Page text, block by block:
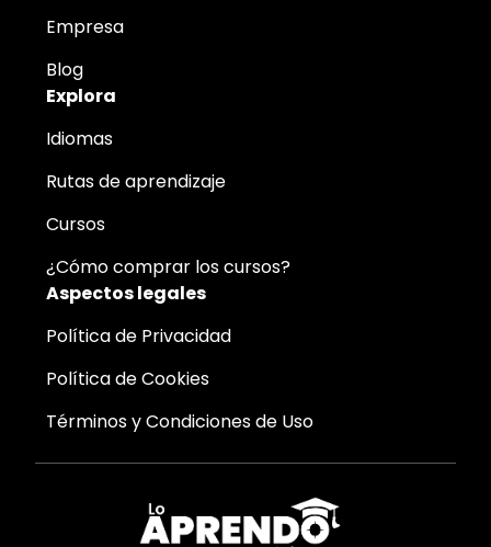
Empresa
Blog
Explora
Idiomas
Rutas de aprendizaje
Cursos
¿Cómo comprar los cursos?
Aspectos legales
Política de Privacidad
Política de Cookies
Términos y Condiciones de Uso